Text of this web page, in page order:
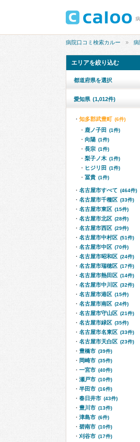
病院口コミ検索カルー 病
エリアを絞り込む
都道府県を選択
愛知県 (1,012件)
知多郡武豊町 (6件)
鹿ノ子田 (1件)
向陽 (1件)
長宗 (1件)
梨子ノ木 (1件)
ヒジリ田 (1件)
冨貴 (1件)
名古屋市すべて (464件)
名古屋市千種区 (33件)
名古屋市東区 (15件)
名古屋市北区 (28件)
名古屋市西区 (29件)
名古屋市中村区 (51件)
名古屋市中区 (70件)
名古屋市昭和区 (24件)
名古屋市瑞穂区 (17件)
名古屋市熱田区 (14件)
名古屋市中川区 (32件)
名古屋市港区 (15件)
名古屋市南区 (24件)
名古屋市守山区 (21件)
名古屋市緑区 (35件)
名古屋市名東区 (33件)
名古屋市天白区 (23件)
豊橋市 (39件)
岡崎市 (35件)
一宮市 (40件)
瀬戸市 (10件)
半田市 (16件)
春日井市 (43件)
豊川市 (13件)
津島市 (6件)
碧南市 (10件)
刈谷市 (17件)